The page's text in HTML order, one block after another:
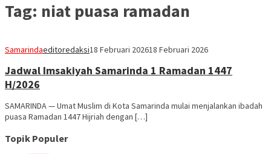
Tag: niat puasa ramadan
Samarindaeditoredaksi18 Februari 202618 Februari 2026
Jadwal Imsakiyah Samarinda 1 Ramadan 1447
H/2026
SAMARINDA — Umat Muslim di Kota Samarinda mulai menjalankan ibadah
puasa Ramadan 1447 Hijriah dengan […]
Topik Populer